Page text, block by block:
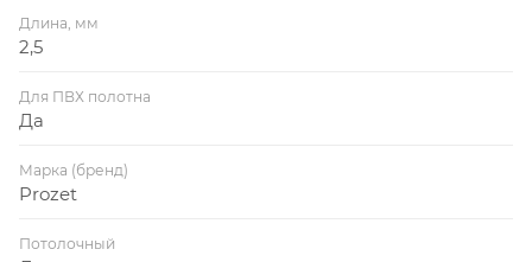
Длина, мм
2,5
Для ПВХ полотна
Да
Марка (бренд)
Prozet
Потолочный